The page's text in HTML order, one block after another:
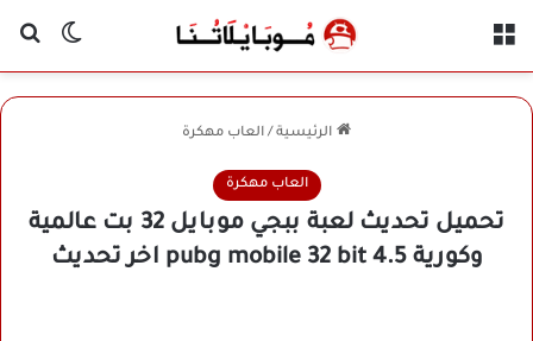
الوضع
الرئيسية / العاب مهكرة
العاب مهكرة
تحميل تحديث لعبة ببجي موبايل 32 بت عالمية
وكورية 4.5 pubg mobile 32 bit اخر تحديث